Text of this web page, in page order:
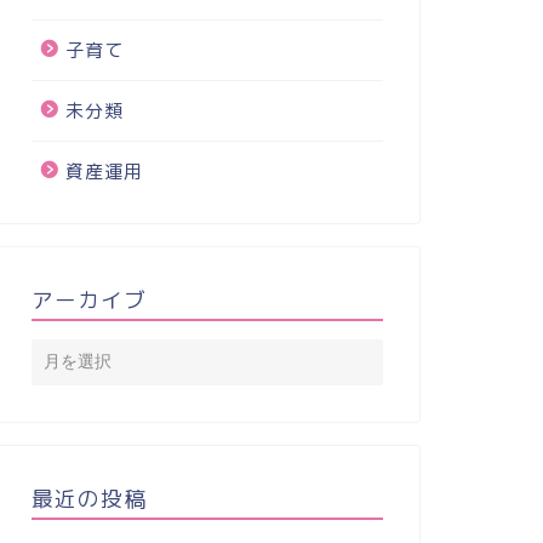
子育て
未分類
資産運用
アーカイブ
最近の投稿